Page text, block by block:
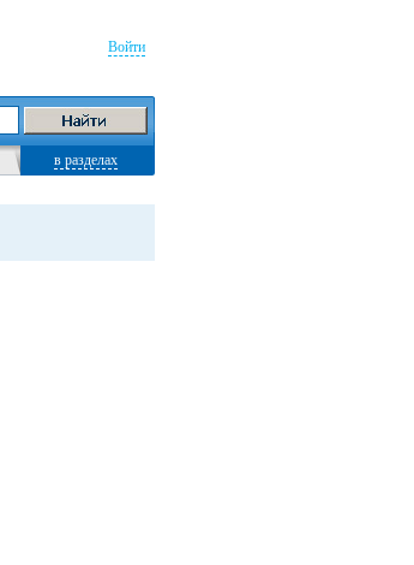
Войти
в разделах